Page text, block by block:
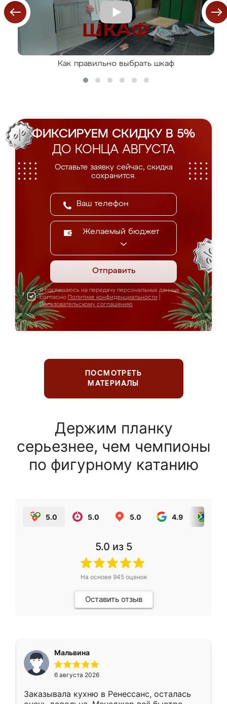
Как правильно выбрать шкаф
ФИКСИРУЕМ СКИДКУ В 5%
ДО КОНЦА АВГУСТА
Оставьте заявку сейчас, скидка
сохранится.
Желаемый бюджет
Отправить
Я соглашаюсь на передачу персональных данных
согласно Политике конфиденциальности
Пользовательскому соглашению
ПОСМОТРЕТЬ
МАТЕРИАЛЫ
Держим планку
серьезнее, чем чемпионы
по фигурному катанию
5.0 5.0 5.0 4.9
5.0 из 5
На основе 945оценок
Оставить отзыв
Мальвина
6 августа 2026
Заказывала кухню в Ренессанс, осталась